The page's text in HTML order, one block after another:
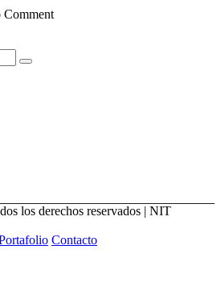
Comment
los derechos reservados | NIT
Contacto